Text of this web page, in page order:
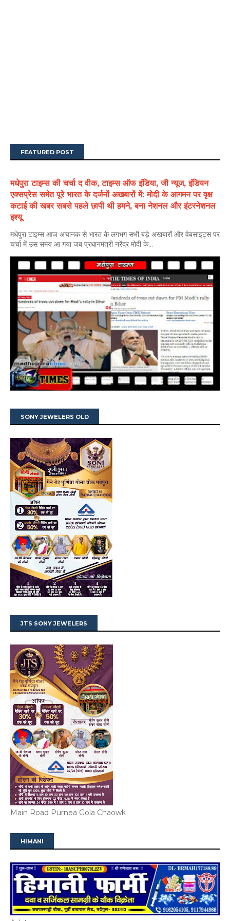
FEATURED POST
मधेपुरा टाइम्स की चर्चा द वीक, टाइम्स ऑफ इंडिया, जी न्यूज, इंडियन
एक्सप्रेस समेत पूरे भारत के दर्जनों अखबारों में: मोदी के आगमन पर वृक्ष
कटाई की खबर सबसे पहले छापी थी हमने, बना नेशनल और इंटरनेशनल
इश्यू
मधेपुरा टाइम्स आज अचानक से भारत के लगभग सभी बड़े अखबारों और वेबसाइट्स पर
चर्चा में उस समय आ गया जब प्रधानमंत्री नरेंद्र मोदी के...
SONY JEWELERS OLD
JTS SONY JEWELERS
Main Road Purnea Gola Chaowk
HIMANI